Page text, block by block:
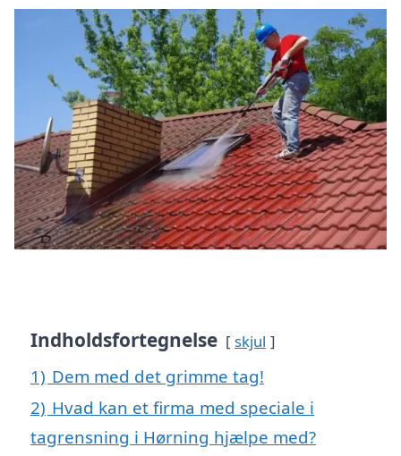
Indholdsfortegnelse skjul
1) Dem med det grimme tag!
2) Hvad kan et firma med speciale i
tagrensning i Hørning hjælpe med?